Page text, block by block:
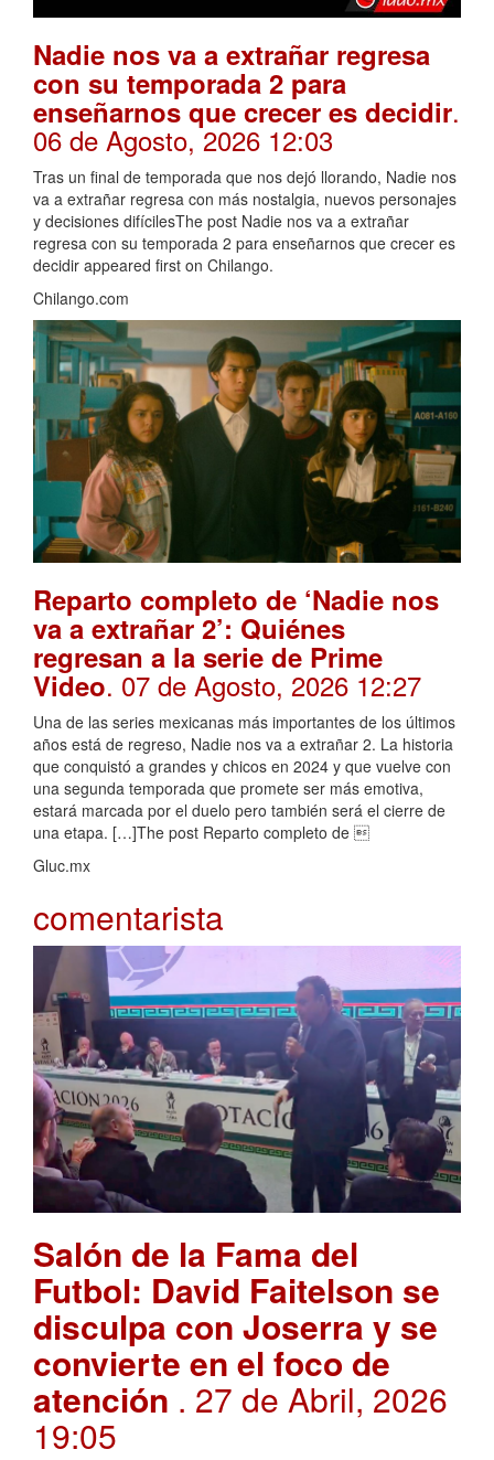
Nadie nos va a extrañar regresa
con su temporada 2 para
enseñarnos que crecer es decidir.
06 de Agosto, 2026 12:03
Tras un final de temporada que nos dejó llorando, Nadie nos
va a extrañar regresa con más nostalgia, nuevos personajes
y decisiones difícilesThe post Nadie nos va a extrañar
regresa con su temporada 2 para enseñarnos que crecer es
decidir appeared first on Chilango.
Chilango.com
Reparto completo de ‘Nadie nos
va a extrañar 2’: Quiénes
regresan a la serie de Prime
Video. 07 de Agosto, 2026 12:27
Una de las series mexicanas más importantes de los últimos
años está de regreso, Nadie nos va a extrañar 2. La historia
que conquistó a grandes y chicos en 2024 y que vuelve con
una segunda temporada que promete ser más emotiva,
estará marcada por el duelo pero también será el cierre de
una etapa. […]The post Reparto completo de 
Gluc.mx
comentarista
Salón de la Fama del
Futbol: David Faitelson se
disculpa con Joserra y se
convierte en el foco de
atención . 27 de Abril, 2026
19:05